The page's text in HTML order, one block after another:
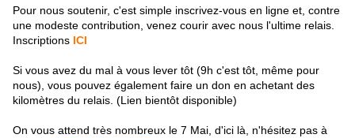
Pour nous soutenir, c'est simple inscrivez-vous en ligne et, contre
une modeste contribution, venez courir avec nous l'ultime relais.
Inscriptions ICI
Si vous avez du mal à vous lever tôt (9h c'est tôt, même pour
nous), vous pouvez également faire un don en achetant des
kilomètres du relais. (Lien bientôt disponible)
On vous attend très nombreux le 7 Mai, d'ici là, n'hésitez pas à